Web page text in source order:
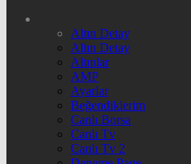
Altın Detay
Altın Detay
Altınlar
AMP
Ayarlar
Beğendiklerim
Canlı Borsa
Canlı Tv
Canlı Tv 2